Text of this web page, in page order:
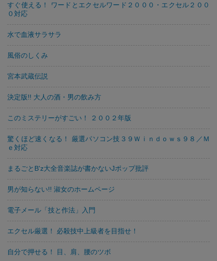
すぐ使える！ ワードとエクセルワード２０００・エクセル２００
０対応
水で血液サラサラ
風俗のしくみ
宮本武蔵伝説
決定版!! 大人の酒・男の飲み方
このミステリーがすごい！ ２００２年版
驚くほど速くなる！ 厳選パソコン技３９Ｗｉｎｄｏｗｓ９８／Ｍ
ｅ対応
まるごとB'z大全音楽誌が書かないJポップ批評
男が知らない!! 淑女のホームページ
電子メール「技と作法」入門
エクセル厳選！ 必殺技中上級者を目指せ！
自分で押せる！ 目、肩、腰のツボ